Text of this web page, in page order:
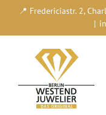
📍 Fredericiastr. 2,
|